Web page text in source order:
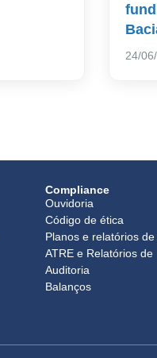
24/
Compliance
Ouvidoria
Código de ética
Planos e relatórios
ATRE e Relatórios de
Auditoria
Balanços